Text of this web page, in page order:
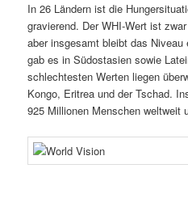
In 26 Ländern ist die
gravierend. Der WHI-Wert ist
aber insgesamt bleibt das
gab es in Südostasien sowie
schlechtesten Werten liegen
Kongo, Eritrea und der Tschad.
925 Millionen Menschen weltweit